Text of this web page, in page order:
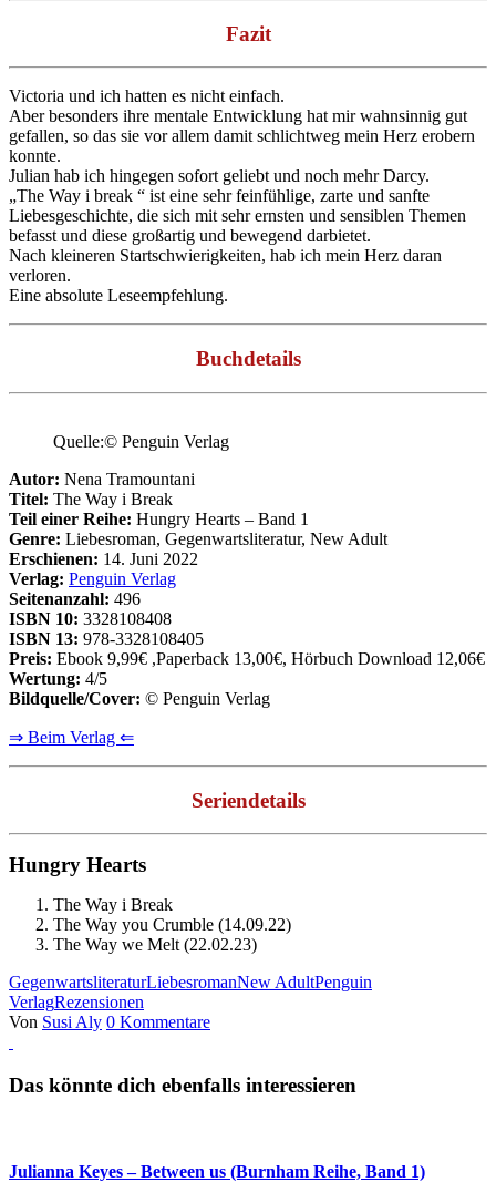
Fazit
Victoria und ich hatten es nicht einfach.
Aber besonders ihre mentale Entwicklung hat mir wahnsinnig gut
gefallen, so das sie vor allem damit schlichtweg mein Herz erobern
konnte.
Julian hab ich hingegen sofort geliebt und noch mehr Darcy.
„The Way i break “ ist eine sehr feinfühlige, zarte und sanfte
Liebesgeschichte, die sich mit sehr ernsten und sensiblen Themen
befasst und diese großartig und bewegend darbietet.
Nach kleineren Startschwierigkeiten, hab ich mein Herz daran
verloren.
Eine absolute Leseempfehlung.
Buchdetails
Quelle:© Penguin Verlag
Autor: Nena Tramountani
Titel: The Way i Break
Teil einer Reihe: Hungry Hearts – Band 1
Genre: Liebesroman, Gegenwartsliteratur, New Adult
Erschienen: 14. Juni 2022
Verlag: Penguin Verlag
Seitenanzahl: 496
ISBN 10: 3328108408
ISBN 13: 978-3328108405
Preis: Ebook 9,99€ ,Paperback 13,00€, Hörbuch Download 12,06€
Wertung: 4/5
Bildquelle/Cover: © Penguin Verlag
⇒ Beim Verlag ⇐
Seriendetails
Hungry Hearts
The Way i Break
The Way you Crumble (14.09.22)
The Way we Melt (22.02.23)
GegenwartsliteraturLiebesromanNew AdultPenguin
VerlagRezensionen
Von Susi Aly 0 Kommentare
Das könnte dich ebenfalls interessieren
Julianna Keyes – Between us (Burnham Reihe, Band 1)